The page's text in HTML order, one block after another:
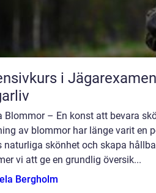
i
Blommor – En konst att bevara
av blommor har länge varit en
naturliga skönhet och skapa
vi att ge en grundlig översik...
Bergholm